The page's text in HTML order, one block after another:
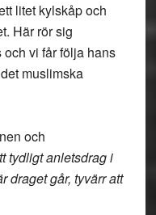
litet kylskåp och
Här rör sig
vi får följa hans
muslimska
och
tydligt anletsdrag i
draget går, tyvärr att